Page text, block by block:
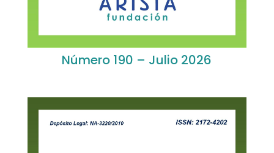
Número 190 – Julio 2026